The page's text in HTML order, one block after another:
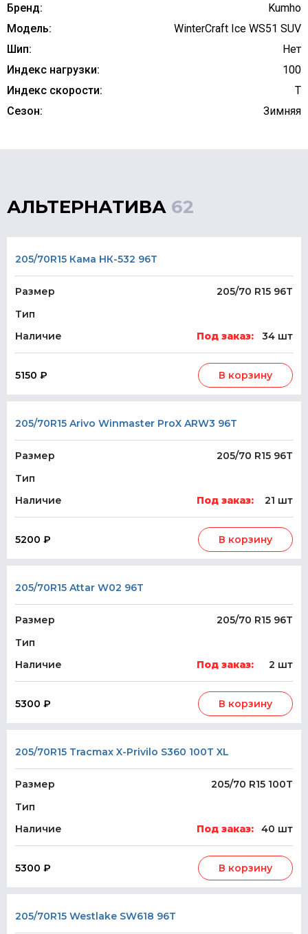
Бренд:
Kumho
Модель:
WinterCraft Ice WS51 SUV
Шип:
Нет
Индекс нагрузки:
100
Индекс скорости:
T
Сезон:
Зимняя
АЛЬТЕРНАТИВА 62
205/70R15 Кама НК-532 96T
Размер
205/70 R15 96T
Тип
Наличие
Под заказ: 34 шт
5150 ₽ В корзину
205/70R15 Arivo Winmaster ProX ARW3 96T
Размер
205/70 R15 96T
Тип
Наличие
Под заказ: 21 шт
5200 ₽ В корзину
205/70R15 Attar W02 96T
Размер
205/70 R15 96T
Тип
Наличие
Под заказ: 2 шт
5300 ₽ В корзину
205/70R15 Tracmax X-Privilo S360 100T XL
Размер
205/70 R15 100T
Тип
Наличие
Под заказ: 40 шт
5300 ₽ В корзину
205/70R15 Westlake SW618 96T